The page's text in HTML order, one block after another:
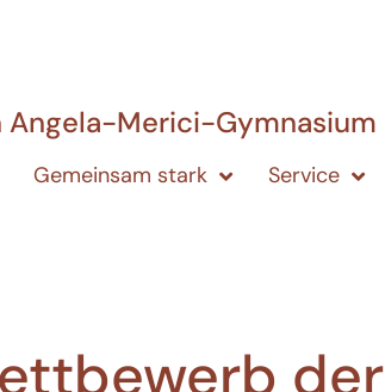
Angela-Merici-Gymnasium
Gemeinsam stark Service
der